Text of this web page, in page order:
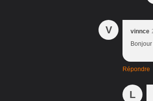
V vinnce
Répondre
L